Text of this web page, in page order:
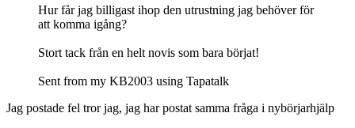
Hur får jag billigast ihop den utrustning jag behöver för
att komma igång?
Stort tack från en helt novis som bara börjat!
Sent from my KB2003 using Tapatalk
Jag postade fel tror jag, jag har postat samma fråga i nybörjarhjälp